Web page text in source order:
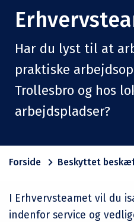
Har du lyst til at
praktiske
Trollesbro og hos
arbejdspladser?
Forside Beskyttet
I Erhvervsteamet vil du
indenfor service og